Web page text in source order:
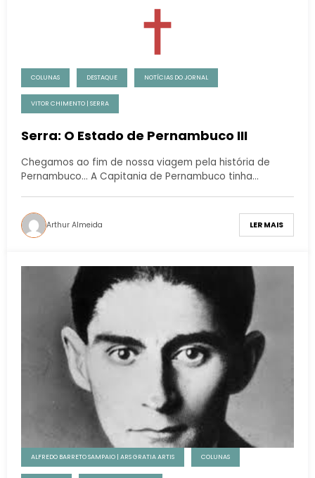
COLUNAS DESTAQUE NOTÍCIAS DO JORNAL
VITOR CHIMENTO | SERRA
Serra: O Estado de Pernambuco III
Chegamos ao fim de nossa viagem pela história de
Pernambuco... A Capitania de Pernambuco tinha…
Arthur Almeida LER MAIS
ALFREDO BARRETO SAMPAIO | ARS GRATIA ARTIS COLUNAS